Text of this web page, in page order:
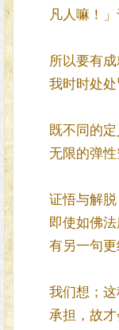
凡人嘛！
所以要有
我时时处处
既不同的
无限的弹性
证悟与解脱
即使如佛
有另一句
我们想；
承担，故